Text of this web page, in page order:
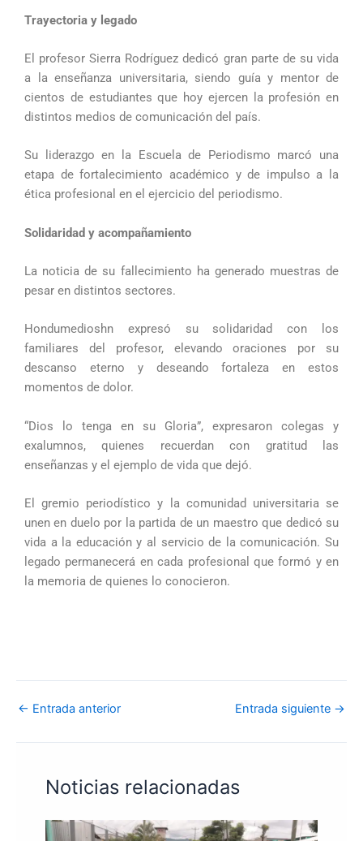
Trayectoria y legado
El profesor Sierra Rodríguez dedicó gran parte de su vida
a la enseñanza universitaria, siendo guía y mentor de
cientos de estudiantes que hoy ejercen la profesión en
distintos medios de comunicación del país.
Su liderazgo en la Escuela de Periodismo marcó una
etapa de fortalecimiento académico y de impulso a la
ética profesional en el ejercicio del periodismo.
Solidaridad y acompañamiento
La noticia de su fallecimiento ha generado muestras de
pesar en distintos sectores.
Hondumedioshn expresó su solidaridad con los
familiares del profesor, elevando oraciones por su
descanso eterno y deseando fortaleza en estos
momentos de dolor.
“Dios lo tenga en su Gloria”, expresaron colegas y
exalumnos, quienes recuerdan con gratitud las
enseñanzas y el ejemplo de vida que dejó.
El gremio periodístico y la comunidad universitaria se
unen en duelo por la partida de un maestro que dedicó su
vida a la educación y al servicio de la comunicación. Su
legado permanecerá en cada profesional que formó y en
la memoria de quienes lo conocieron.
← Entrada anterior Entrada siguiente →
Noticias relacionadas